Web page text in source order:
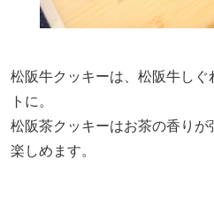
松阪牛クッキーは、松阪牛し
トに。
松阪茶クッキーはお茶の香り
楽しめます。